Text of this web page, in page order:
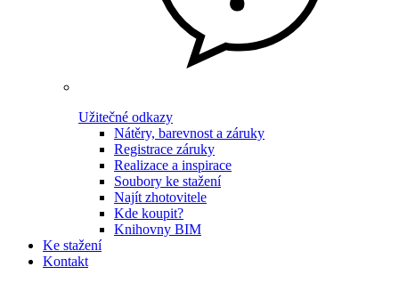
Užitečné odkazy
Nátěry, barevnost a záruky
Registrace záruky
Realizace a inspirace
Soubory ke stažení
Najít zhotovitele
Kde koupit?
Knihovny BIM
Ke stažení
Kontakt